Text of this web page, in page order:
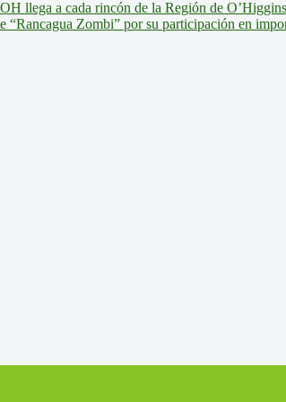
llega a cada rincón de la Región de O’Higgins
“Rancagua Zombi” por su participación en